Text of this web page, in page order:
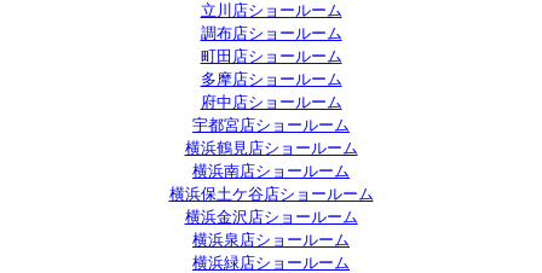
立川店ショールーム
調布店ショールーム
町田店ショールーム
多摩店ショールーム
府中店ショールーム
宇都宮店ショールーム
横浜鶴見店ショールーム
横浜南店ショールーム
横浜保土ケ谷店ショールーム
横浜金沢店ショールーム
横浜泉店ショールーム
横浜緑店ショールーム